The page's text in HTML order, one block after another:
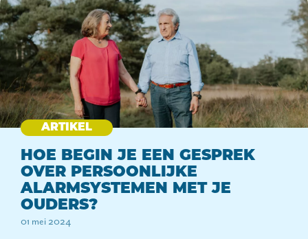
ARTIKEL
HOE BEGIN JE EEN GESPREK
OVER PERSOONLIJKE
ALARMSYSTEMEN MET JE
OUDERS?
01 mei 2024